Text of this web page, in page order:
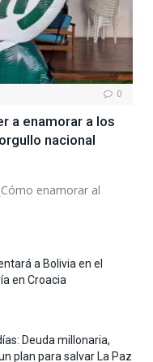
0
a enamorar a los
nacional
enamorar al
a Bolivia en el
en Croacia
Deuda millonaria,
plan para salvar La Paz